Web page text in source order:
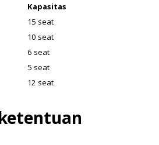
Kapasitas
15 seat
10 seat
6 seat
5 seat
12 seat